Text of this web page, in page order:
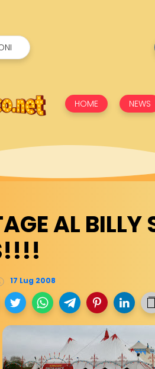
HOME NEWS
AL
17 Lug 2008